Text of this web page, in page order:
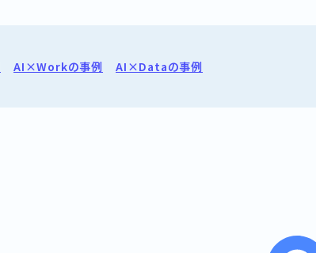
AI×Workの事例 AI×Dataの事例